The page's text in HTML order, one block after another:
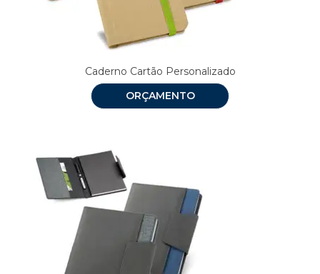
Caderno Cartão Personalizado
ORÇAMENTO